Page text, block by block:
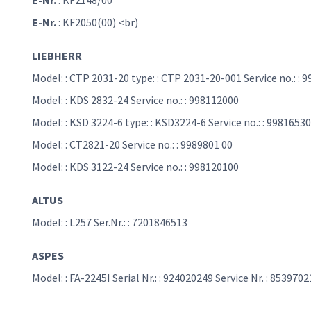
E-Nr.: KF2050(00) <br)
LIEBHERR
Model: : CTP 2031-20 type: : CTP 2031-20-001 Service no.: :
Model: : KDS 2832-24 Service no.: : 998112000
Model: : KSD 3224-6 type: : KSD3224-6 Service no.: :
Model: : CT2821-20 Service no.: : 9989801 00
Model: : KDS 3122-24 Service no.: : 998120100
ALTUS
Model: : L257 Ser.Nr.: : 7201846513
ASPES
Model: : FA-2245I Serial Nr.: : 924020249 Service Nr. :